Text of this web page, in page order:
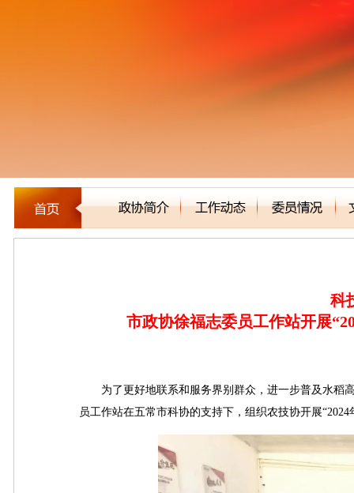
科
市政协徐福志委员工作站开展
为了更好地联系和服务界别群众，进一步普及水稻
员工作站在五常市科协的支持下，组织农技协开展